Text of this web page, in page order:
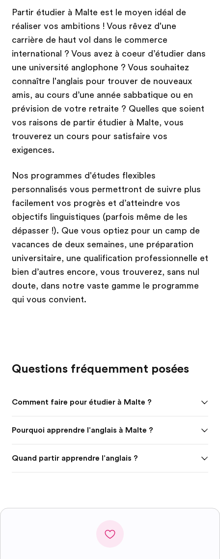
Partir étudier à Malte est le moyen idéal de
réaliser vos ambitions ! Vous rêvez d'une
carrière de haut vol dans le commerce
international ? Vous avez à coeur d’étudier dans
une université anglophone ? Vous souhaitez
connaître l'anglais pour trouver de nouveaux
amis, au cours d’une année sabbatique ou en
prévision de votre retraite ? Quelles que soient
vos raisons de partir étudier à Malte, vous
trouverez un cours pour satisfaire vos
exigences.
Nos programmes d'études flexibles
personnalisés vous permettront de suivre plus
facilement vos progrès et d’atteindre vos
objectifs linguistiques (parfois même de les
dépasser !). Que vous optiez pour un camp de
vacances de deux semaines, une préparation
universitaire, une qualification professionnelle et
bien d’autres encore, vous trouverez, sans nul
doute, dans notre vaste gamme le programme
qui vous convient.
Questions fréquemment posées
Comment faire pour étudier à Malte ?
Pourquoi apprendre l'anglais à Malte ?
Quand partir apprendre l'anglais ?